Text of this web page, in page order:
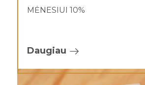
MĖNESIUI 10%
Daugiau